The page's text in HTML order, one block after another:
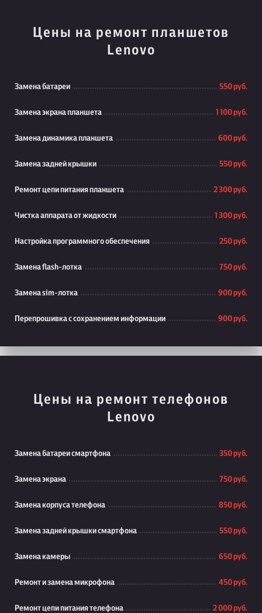
Цены на ремонт планшетов
Lenovo
Замена батареи 550 руб.
Замена экрана планшета 1 100 руб.
Замена динамика планшета 600 руб.
Замена задней крышки 550 руб.
Ремонт цепи питания планшета 2 300 руб.
Чистка аппарата от жидкости 1 300 руб.
Настройка программного обеспечения 250 руб.
Замена flash-лотка 750 руб.
Замена sim-лотка 900 руб.
Перепрошивка с сохранением информации 900 руб.
Цены на ремонт телефонов
Lenovo
Замена батареи смартфона 350 руб.
Замена экрана 750 руб.
Замена корпуса телефона 850 руб.
Замена задней крышки смартфона 550 руб.
Замена камеры 650 руб.
Ремонт и замена микрофона 450 руб.
Ремонт цепи питания телефона 2 000 руб.